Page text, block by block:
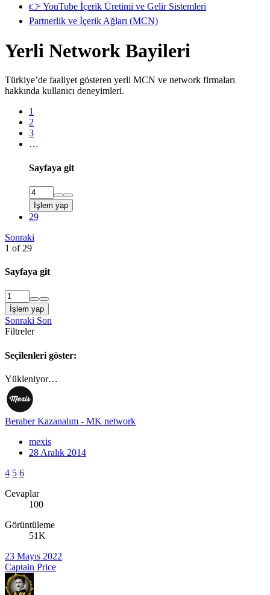
👉 YouTube İçerik Üretimi ve Gelir Sistemleri
Partnerlik ve İçerik Ağları (MCN)
Yerli Network Bayileri
Türkiye’de faaliyet gösteren yerli MCN ve network firmaları
hakkında kullanıcı deneyimleri.
1
2
3
…
Sayfaya git
İşlem yap
29
Sonraki
1 of 29
Sayfaya git
İşlem yap
Sonraki Son
Filtreler
Seçilenleri göster:
Yükleniyor…
Beraber Kazanalım - MK network
mexis
28 Aralık 2014
4 5 6
Cevaplar
100
Görüntüleme
51K
23 Mayıs 2022
Captain Price